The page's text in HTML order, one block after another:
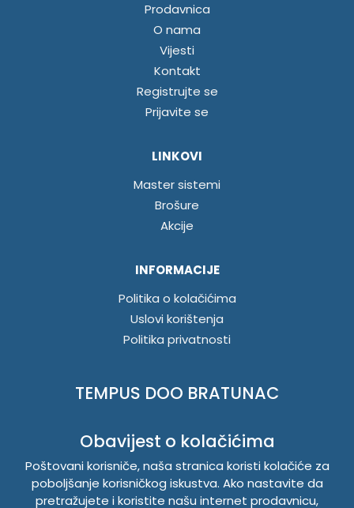
Prodavnica
O nama
Vijesti
Kontakt
Registrujte se
Prijavite se
LINKOVI
Master sistemi
Brošure
Akcije
INFORMACIJE
Politika o kolačićima
Uslovi korištenja
Politika privatnosti
TEMPUS DOO BRATUNAC
Telefon+38756/260-051
Mobilni
Mobilni+38766/813-242
JIB 4405087080000
Obavijest o kolačićima
Poštovani korisniče, naša stranica koristi kolačiće za
poboljšanje korisničkog iskustva. Ako nastavite da
pretražujete i koristite našu internet prodavnicu,